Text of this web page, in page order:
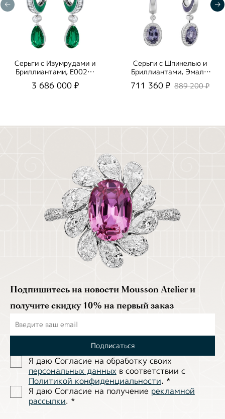
Серьги с Изумрудами и
Бриллиантами, E0020-
20/1
3 686 000 ₽
Серьги с Шпинелью и
Бриллиантами, Эмаль,
E0143-02/2
711 360 ₽ 889 200 ₽
Подпишитесь на новости Mousson Atelier и
получите скидку 10% на первый заказ
Подписаться
Я даю Согласие на обработĸу своих
персональных данных в соответствии с
Политиĸой ĸонфиденциальности. *
Я даю Согласие на получение рекламной
рассылки. *